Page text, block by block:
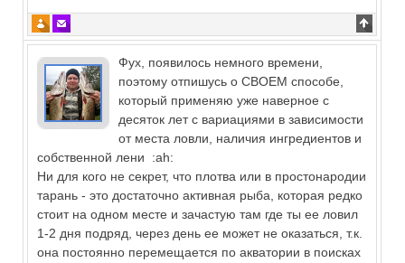
Фух, появилось немного времени,
поэтому отпишусь о СВОЕМ способе,
который применяю уже наверное с
десяток лет с вариациями в зависимости
от места ловли, наличия ингредиентов и
собственной лени :ah:
Ни для кого не секрет, что плотва или в простонародии
тарань - это достаточно активная рыба, которая редко
стоит на одном месте и зачастую там где ты ее ловил
1-2 дня подряд, через день ее может не оказаться, т.к.
она постоянно перемещается по акватории в поисках